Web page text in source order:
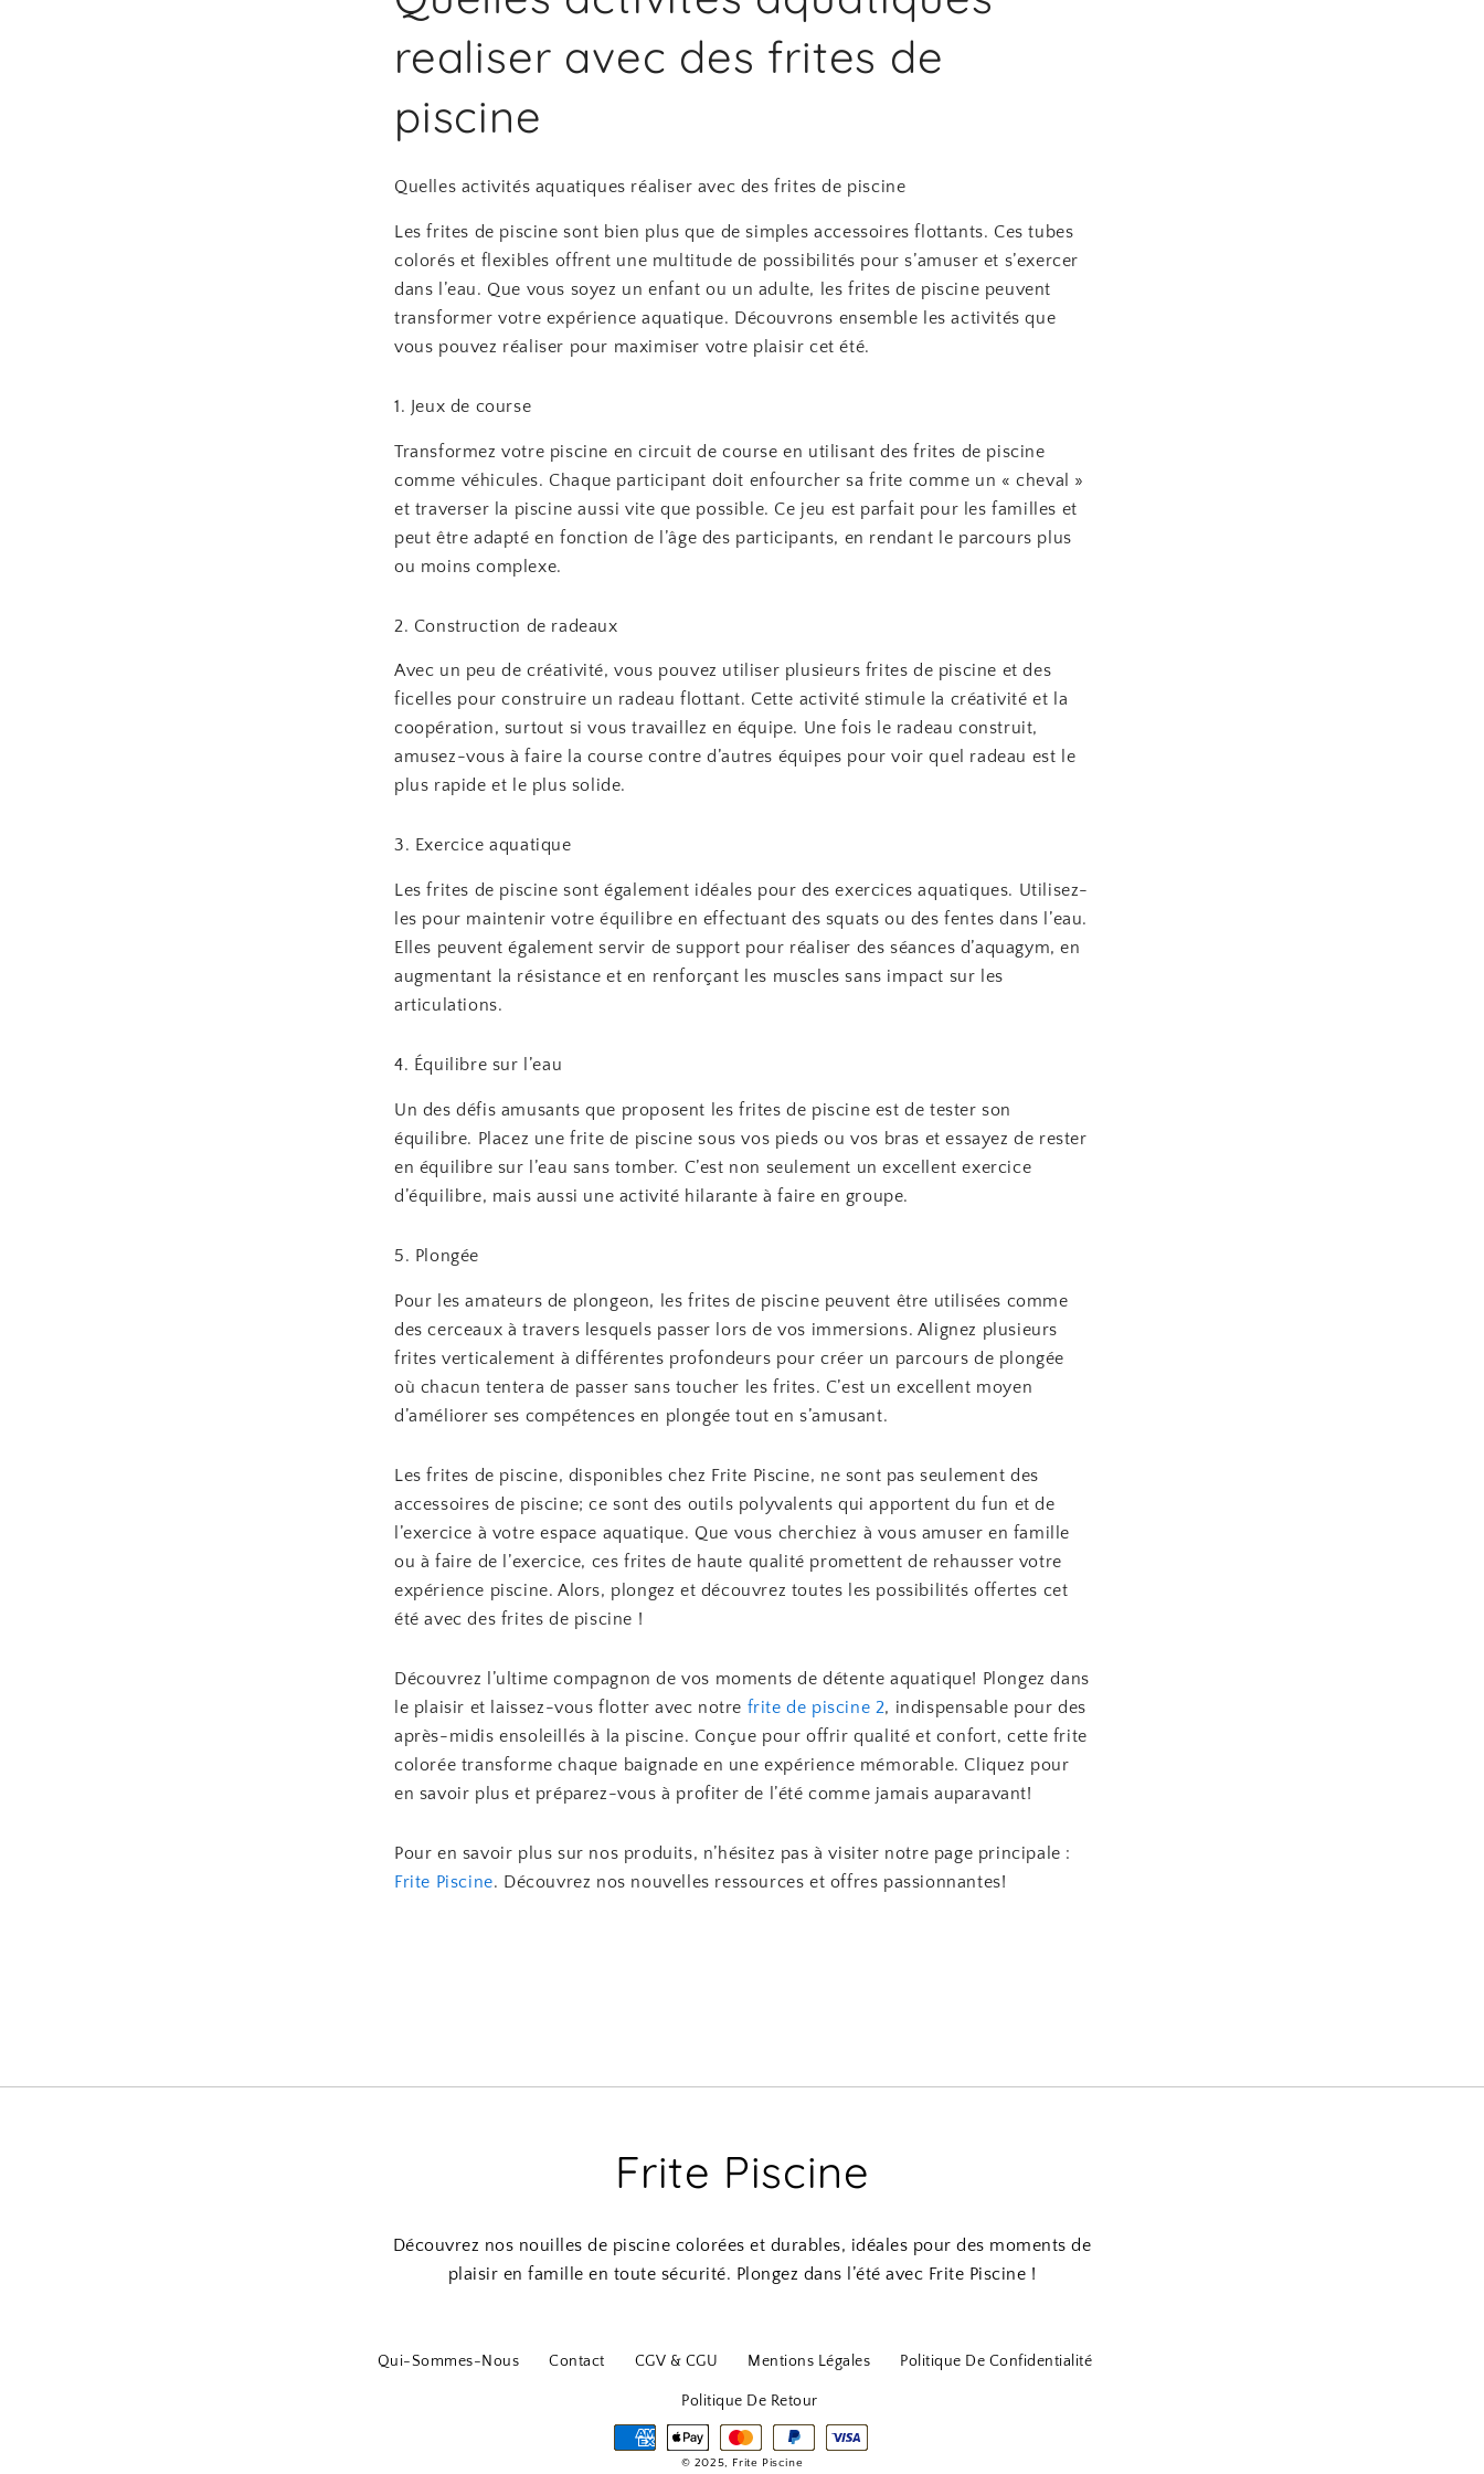
realiser avec des frites de
piscine
Quelles activités aquatiques réaliser avec des frites de piscine
Les frites de piscine sont bien plus que de simples accessoires flottants. Ces tubes
colorés et flexibles offrent une multitude de possibilités pour s’amuser et s’exercer
dans l’eau. Que vous soyez un enfant ou un adulte, les frites de piscine peuvent
transformer votre expérience aquatique. Découvrons ensemble les activités que
vous pouvez réaliser pour maximiser votre plaisir cet été.
1. Jeux de course
Transformez votre piscine en circuit de course en utilisant des frites de piscine
comme véhicules. Chaque participant doit enfourcher sa frite comme un « cheval »
et traverser la piscine aussi vite que possible. Ce jeu est parfait pour les familles et
peut être adapté en fonction de l’âge des participants, en rendant le parcours plus
ou moins complexe.
2. Construction de radeaux
Avec un peu de créativité, vous pouvez utiliser plusieurs frites de piscine et des
ficelles pour construire un radeau flottant. Cette activité stimule la créativité et la
coopération, surtout si vous travaillez en équipe. Une fois le radeau construit,
amusez-vous à faire la course contre d’autres équipes pour voir quel radeau est le
plus rapide et le plus solide.
3. Exercice aquatique
Les frites de piscine sont également idéales pour des exercices aquatiques. Utilisez-
les pour maintenir votre équilibre en effectuant des squats ou des fentes dans l’eau.
Elles peuvent également servir de support pour réaliser des séances d’aquagym, en
augmentant la résistance et en renforçant les muscles sans impact sur les
articulations.
4. Équilibre sur l’eau
Un des défis amusants que proposent les frites de piscine est de tester son
équilibre. Placez une frite de piscine sous vos pieds ou vos bras et essayez de rester
en équilibre sur l’eau sans tomber. C’est non seulement un excellent exercice
d’équilibre, mais aussi une activité hilarante à faire en groupe.
5. Plongée
Pour les amateurs de plongeon, les frites de piscine peuvent être utilisées comme
des cerceaux à travers lesquels passer lors de vos immersions. Alignez plusieurs
frites verticalement à différentes profondeurs pour créer un parcours de plongée
où chacun tentera de passer sans toucher les frites. C’est un excellent moyen
d’améliorer ses compétences en plongée tout en s’amusant.
Les frites de piscine, disponibles chez Frite Piscine, ne sont pas seulement des
accessoires de piscine; ce sont des outils polyvalents qui apportent du fun et de
l’exercice à votre espace aquatique. Que vous cherchiez à vous amuser en famille
ou à faire de l’exercice, ces frites de haute qualité promettent de rehausser votre
expérience piscine. Alors, plongez et découvrez toutes les possibilités offertes cet
été avec des frites de piscine !
Découvrez l’ultime compagnon de vos moments de détente aquatique! Plongez dans
le plaisir et laissez-vous flotter avec notre frite de piscine 2, indispensable pour des
après-midis ensoleillés à la piscine. Conçue pour offrir qualité et confort, cette frite
colorée transforme chaque baignade en une expérience mémorable. Cliquez pour
en savoir plus et préparez-vous à profiter de l’été comme jamais auparavant!
Pour en savoir plus sur nos produits, n’hésitez pas à visiter notre page principale :
Frite Piscine. Découvrez nos nouvelles ressources et offres passionnantes!
Frite Piscine
Découvrez nos nouilles de piscine colorées et durables, idéales pour des moments de
plaisir en famille en toute sécurité. Plongez dans l’été avec Frite Piscine !
Qui-Sommes-Nous Contact CGV & CGU Mentions Légales Politique De Confidentialité
Politique De Retour
© 2025, Frite Piscine